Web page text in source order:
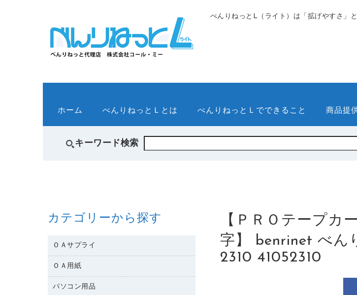
べんりねっとL（ライト）は「拡げやすさ」
ホーム べんりねっとＬとは べんりねっとＬでできること 商品提
キーワード検索
【ＰＲＯテープ
字】 benrinet べん
2310 41052310
カテゴリーから探す
ＯＡサプライ
互換インクカートリッジ
ＯＡ用紙
名刺用紙
パソコン用品